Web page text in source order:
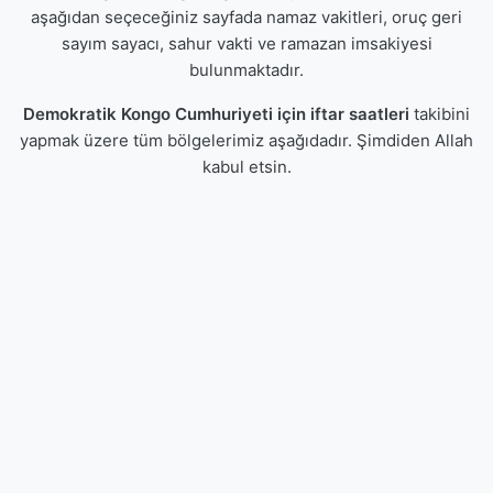
aşağıdan seçeceğiniz sayfada namaz vakitleri, oruç geri
sayım sayacı, sahur vakti ve ramazan imsakiyesi
bulunmaktadır.
Demokratik Kongo Cumhuriyeti için iftar saatleri takibini
yapmak üzere tüm bölgelerimiz aşağıdadır. Şimdiden Allah
kabul etsin.